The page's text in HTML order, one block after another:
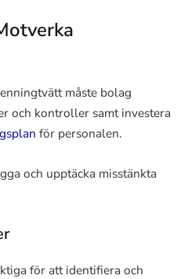
måste bolag
och kontroller samt investera
för personalen.
och upptäcka misstänkta
för att identifiera och